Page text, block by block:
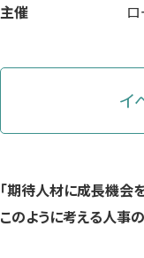
主催
イ
「期待人材に成長機会
このように考える人事